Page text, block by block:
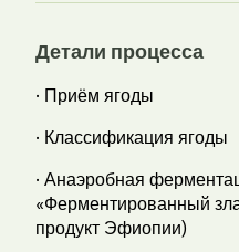
Детали процесса
· Приём ягоды
· Классификация ягоды
· Анаэробная
«Ферментированный
продукт Эфиопии)